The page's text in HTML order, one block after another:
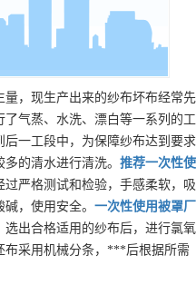
，现生产出来的纱布坏布经常先
气蒸、水洗、漂白等一系列的工
一工段中，为保障纱布达到要求
的清水进行清洗。 推荐一次性使
严格测试和检验，手感柔软，吸
，使用安全。 一次性使用被罩厂
出合格适用的纱布后，进行氯氧
布采用机械分条，***后根据所需